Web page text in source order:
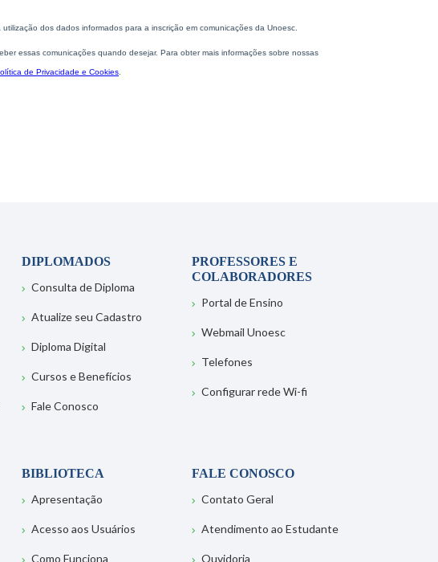
DIPLOMADOS
Consulta de Diploma
Atualize seu Cadastro
Diploma Digital
Cursos e Benefícios
Fale Conosco
PROFESSORES E
COLABORADORES
Portal de Ensino
Webmail Unoesc
Telefones
Configurar rede Wi-fi
BIBLIOTECA
Apresentação
Acesso aos Usuários
Como Funciona
FALE CONOSCO
Contato Geral
Atendimento ao Estudante
Ouvidoria